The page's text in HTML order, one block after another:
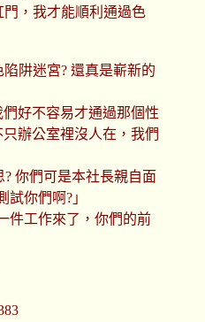
門，我才能順利通過色
阱迷宮? 還真是嶄新的
好不容易才通過那個性
辦公室裡沒人在，我們
你們可是本社長親自面
你們啊?」
件工作來了，你們的前